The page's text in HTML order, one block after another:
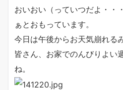
おいおい（っていつだよ・・
ぁとおもっています。
今日は午後からお天気崩れる
皆さん、お家でのんびりよい
ね。